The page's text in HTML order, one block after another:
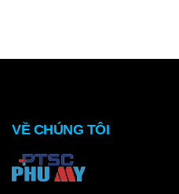
VỀ CHÚNG TÔI